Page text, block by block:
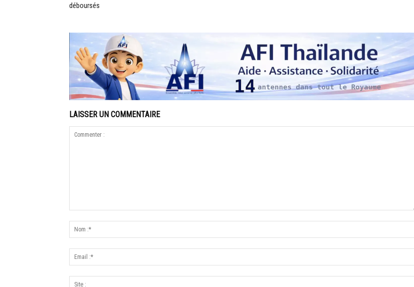
déboursés
LAISSER UN COMMENTAIRE